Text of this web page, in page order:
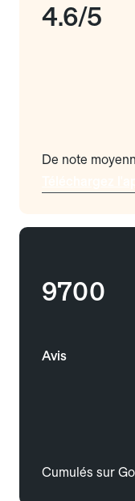
4.6/5
De note
9700
Avis
Cumulés sur